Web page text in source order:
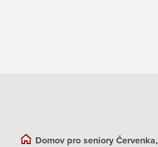
Domov pro seniory Červenka,